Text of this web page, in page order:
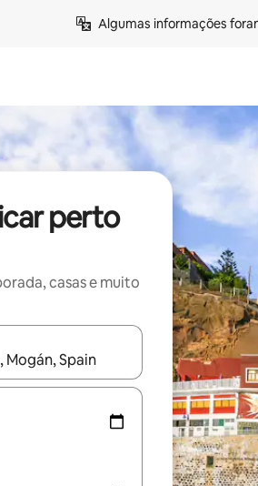
Algumas informações
perto
casas e muito
disponíveis, explore-os usando as